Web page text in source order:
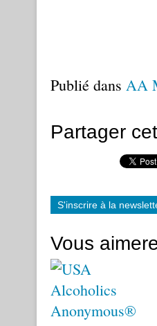
Publié dans AA
Partager
S'inscrire à la
Vous